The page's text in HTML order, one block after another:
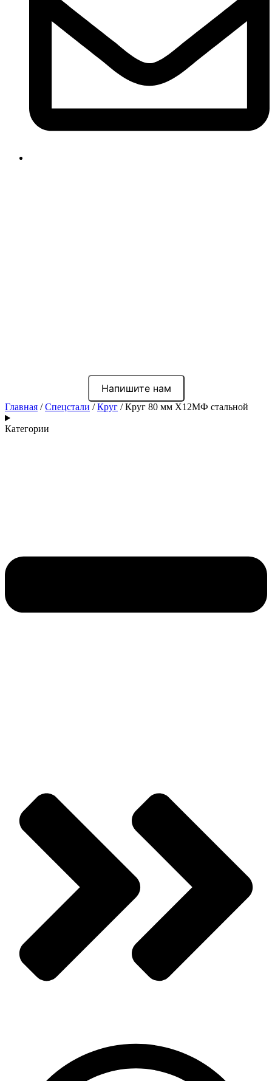
Напишите нам
Главная /Спецстали /Круг / Круг 80 мм Х12МФ стальной
Категории